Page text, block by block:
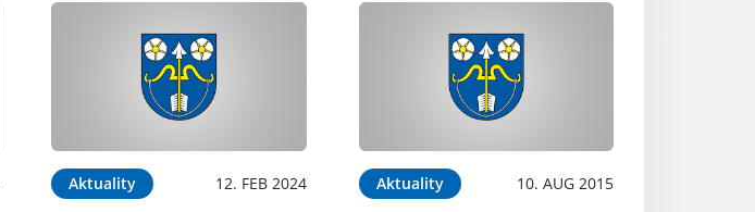
Aktuality 12. FEB 2024 Aktuality 10. AUG 2015